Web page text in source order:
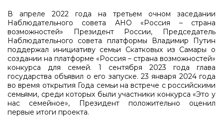
В апреле 2022 года на третьем очном заседании
Наблюдательного совета АНО «Россия – страна
возможностей» Президент России, Председатель
Наблюдательного совета платформы Владимир Путин
поддержал инициативу семьи Скатковых из Самары о
создании на платформе «Россия – страна возможностей»
конкурса для семей. 1 сентября 2023 года глава
государства объявил о его запуске. 23 января 2024 года
во время открытия Года семьи на встрече с российскими
семьями, среди которых были участники конкурса «Это у
нас семейное», Президент положительно оценил
первые итоги проекта.